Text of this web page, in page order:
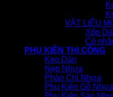
VẬT LIỆU
Xốp
Cỏ
PHỤ KIỆN THI CÔNG
Keo Dán
Nẹp Nhựa
Phào Chỉ Nhựa
Phụ Kiện Gỗ Nhựa